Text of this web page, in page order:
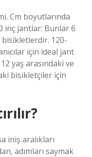
Cm boyutlarında
inç jantlar: Bunlar 6
bisikletlerdir. 120-
için ideal jant
yaş arasındaki ve
bisikletçiler için
iniş aralıkları
adımları saymak